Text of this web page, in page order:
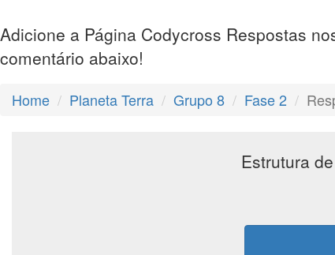
Adicione a Página Codycross Respostas
comentário abaixo!
Home Planeta Terra Grupo 8 Fase 2
Estrutura